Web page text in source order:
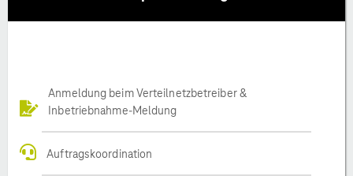
Anmeldung beim Verteilnetzbetreiber &
Inbetriebnahme-Meldung
Auftragskoordination